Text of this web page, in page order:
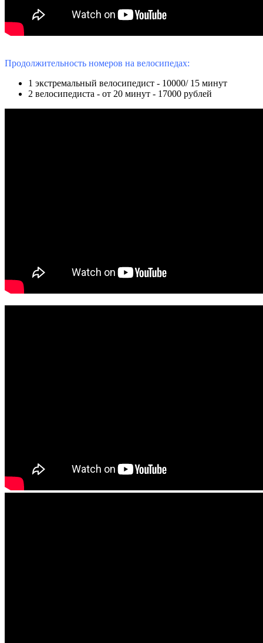
Продолжительность номеров на велосипедах:
1 экстремальный велосипедист - 10000/ 15 минут
2 велосипедиста - от 20 минут - 17000 рублей